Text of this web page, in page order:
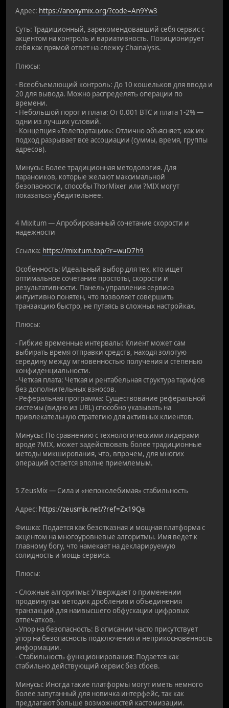
Адрес: https://anonymix.org/?code=An9Yw3
Суть: Традиционный, зарекомендовавший себя сервис с
акцентом на контроль и вариативность. Позиционирует
себя как прямой ответ на слежку Chainalysis.
Плюсы:
- Всеобъемлющий контроль: До 10 кошельков для ввода и
20 для вывода. Можно распределять операции по
времени.
- Небольшой порог и плата: От 0.001 BTC и плата 1-2% —
одни из лучших условий.
- Концепция «Телепортации»: Отлично объясняет, как их
подход разрывает все ассоциации (суммы, время, группы
адресов).
Минусы: Более традиционная методология. Для
параноиков, которые желают максимальной
безопасности, способы ThorMixer или ?MIX могут
показаться убедительнее.
4 Mixitum — Апробированный сочетание скорости и
надежности
Ссылка: https://mixitum.top/?r=wuD7h9
Особенность: Идеальный выбор для тех, кто ищет
оптимальное сочетание простоты, скорости и
результативности. Панель управления сервиса
интуитивно понятен, что позволяет совершить
транзакцию быстро, не путаясь в сложных настройках.
Плюсы:
- Гибкие временные интервалы: Клиент может сам
выбирать время отправки средств, находя золотую
середину между мгновенностью получения и степенью
конфиденциальности.
- Четкая плата: Четкая и рентабельная структура тарифов
без дополнительных взносов.
- Реферальная программа: Существование реферальной
системы (видно из URL) способно указывать на
привлекательную стратегию для активных клиентов.
Минусы: По сравнению с технологическими лидерами
вроде ?MIX, может задействовать более традиционные
методы микширования, что, впрочем, для многих
операций остается вполне приемлемым.
5 ZeusMix — Сила и «непоколебимая» стабильность
Адрес: https://zeusmix.net/?ref=Zx19Qa
Фишка: Подается как безотказная и мощная платформа с
акцентом на многоуровневые алгоритмы. Имя ведет к
главному богу, что намекает на декларируемую
солидность и мощь сервиса.
Плюсы:
- Сложные алгоритмы: Утверждает о применении
продвинутых методик дробления и объединения
транзакций для наивысшего обфускации цифровых
отпечатков.
- Упор на безопасность: В описании часто присутствует
упор на безопасность подключения и неприкосновенность
информации.
- Стабильность функционирования: Подается как
стабильно действующий сервис без сбоев.
Минусы: Иногда такие платформы могут иметь немного
более запутанный для новичка интерфейс, так как
предлагают больше возможностей кастомизации.